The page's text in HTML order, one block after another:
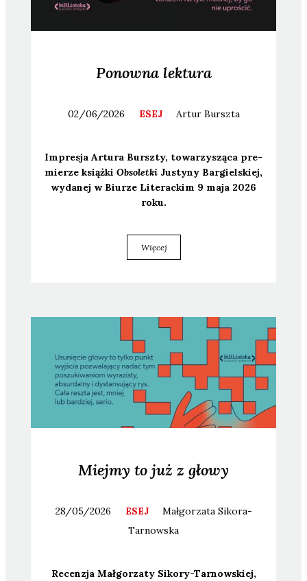
Ponowna lektura
02/06/2026 ESEJ Artur Burszta
Impre­sja Artu­ra Bursz­ty, towa­rzy­szą­ca pre­
mie­rze książ­ki Obso­let­ki Justy­ny Bar­giel­skiej,
wyda­nej w Biu­rze Lite­rac­kim 9 maja 2026
roku.
Więcej
Miejmy to już z głowy
28/05/2026 ESEJ Małgorzata Sikora-
Tarnowska
Recen­zja Mał­go­rza­ty Siko­ry-Tar­now­skiej,